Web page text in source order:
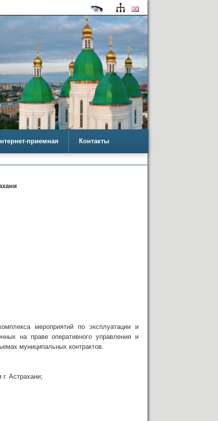
приемная Контакты
мероприятий по эксплуатации и
на праве оперативного управления и
муниципальных контрактов.
Астрахани;